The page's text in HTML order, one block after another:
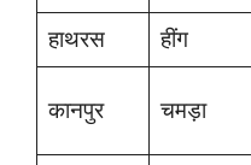
हाथरस हींग
कानपुर चमड़ा